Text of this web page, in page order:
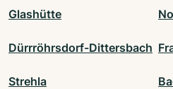
Glashütte
Dürrröhrsdorf-Dittersbach
Strehla